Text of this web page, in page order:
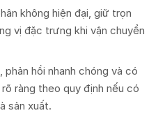
không hiện đại, giữ trọn
vị đặc trưng khi vận chuyển
hồi nhanh chóng và có
ràng theo quy định nếu có
sản xuất.